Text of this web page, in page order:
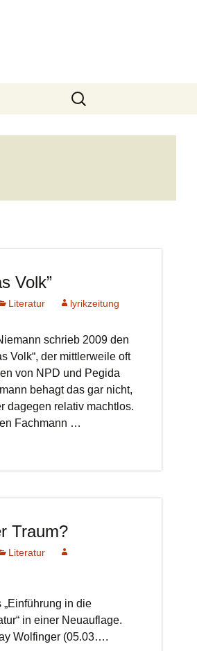
Suchen
nach:
Volk”
Literatur lyrikzeitung
schrieb 2009 den
Volk“, der mittlerweile oft
von NPD und Pegida
behagt das gar nicht,
dagegen relativ machtlos.
Fachmann …
Traum?
Literatur
„Einführung in die
in einer Neuauflage.
Wolfinger (05.03….